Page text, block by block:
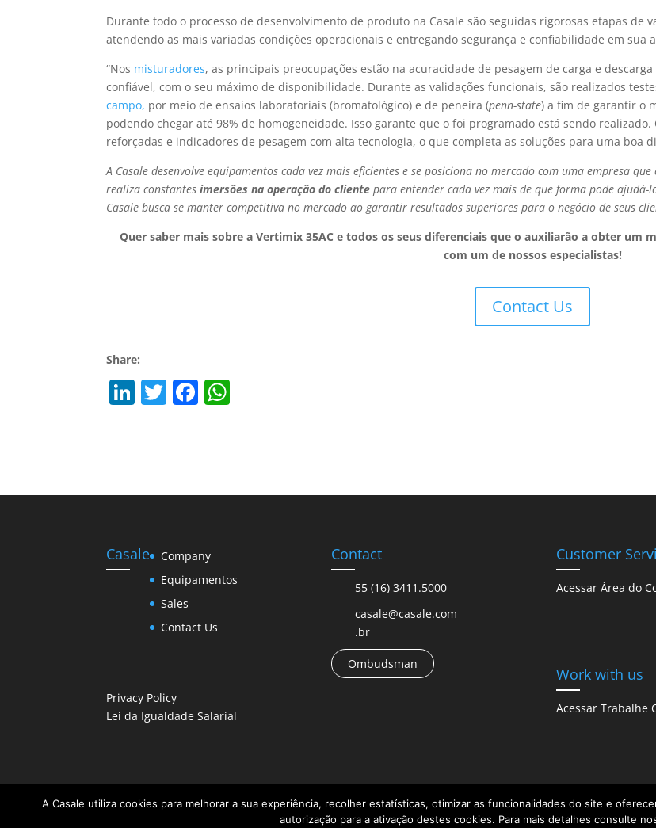
Durante todo o processo de desenvolvimento de produto na Casale são seguidas rigorosas etapas
atendendo as mais variadas condições operacionais e entregando segurança e confiabilidade em sua
“Nos misturadores, as principais preocupações estão na acuracidade de pesagem de carga e
confiável, com o seu máximo de disponibilidade. Durante as validações funcionais, são realizados
campo, por meio de ensaios laboratoriais (bromatológico) e de peneira (penn-state) a fim de garantir o
podendo chegar até 98% de homogeneidade. Isso garante que o foi programado está sendo
reforçadas e indicadores de pesagem com alta tecnologia, o que completa as soluções para uma boa
A Casale desenvolve equipamentos cada vez mais eficientes e se posiciona no mercado com uma empresa
realiza constantesimersões na operação do cliente para entender cada vez mais de que forma pode ajudá-
Casale busca se manter competitiva no mercado ao garantir resultados superiores para o negócio de seus
Quer saber mais sobre a Vertimix 35AC e todos os seus diferenciais que o auxiliarão a obter um
com um de nossos especialistas!
Contact Us
Share:
Li
dI
T F
b
k
A
Casale
Company
Equipamentos
Sales
Contact Us
Privacy Policy
Lei da Igualdade Salarial
Contact
55 (16) 3411.5000
casale@casale.com
.br
Ombudsman
Customer
Acessar Área do
Work with us
Acessar Trabalhe
A Casale utiliza cookies para melhorar a sua experiência, recolher estatísticas, otimizar as funcionalidades do site e
autorização para a ativação destes cookies. Para mais detalhes consulte